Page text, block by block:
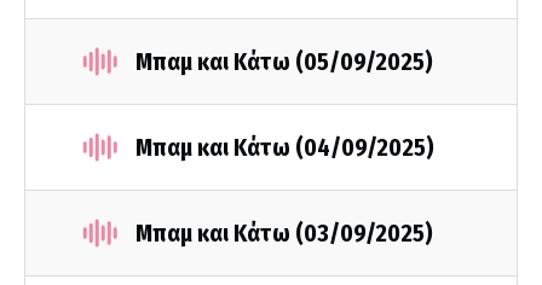
Μπαμ και Κάτω (05/09/2025)
Μπαμ και Κάτω (04/09/2025)
Μπαμ και Κάτω (03/09/2025)